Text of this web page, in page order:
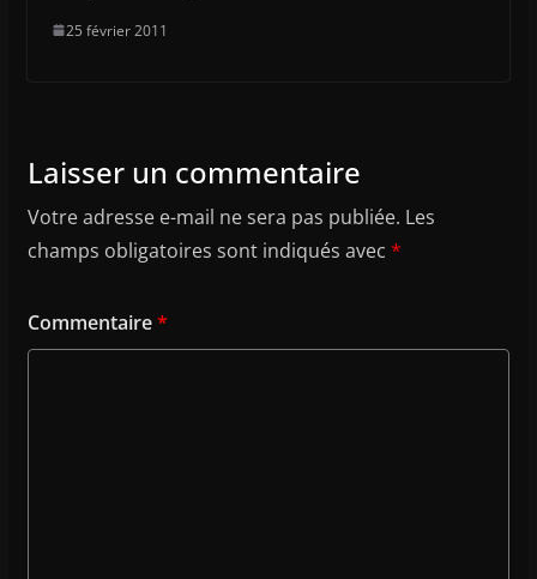
25 février 2011
Laisser un commentaire
Votre adresse e-mail ne sera pas publiée. Les
champs obligatoires sont indiqués avec *
Commentaire*